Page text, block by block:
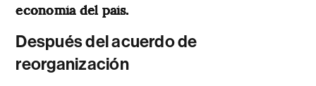
economía del país.
Después del acuerdo de
reorganización